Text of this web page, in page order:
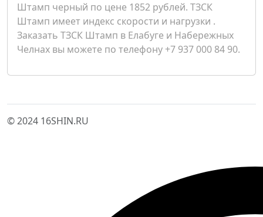
Штамп черный по цене 1852 рублей. ТЗСК
Штамп имеет индекс скорости и нагрузки .
Заказать ТЗСК Штамп в Елабуге и Набережных
Челнах вы можете по телефону +7 937 000 84 90.
© 2024 16SHIN.RU